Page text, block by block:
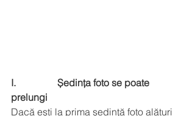
I.                 Ședința foto se poate
prelungi
Dacă ești la prima ședință foto alături